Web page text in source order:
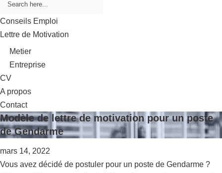
Conseils Emploi
Lettre de Motivation
Metier
Entreprise
CV
A propos
Contact
Modèle de lettre de motivation pour un poste
de Gendarme
mars 14, 2022
Vous avez décidé de postuler pour un poste de Gendarme ?